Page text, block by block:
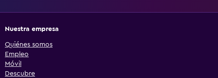
Nuestra empresa
Quiénes somos
Empleo
Móvil
Descubre